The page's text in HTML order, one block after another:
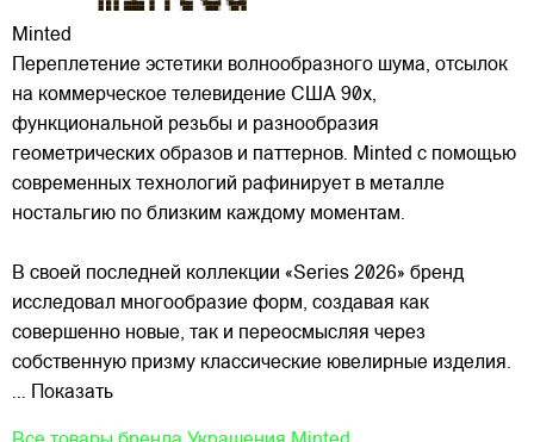
Minted
Переплетение эстетики волнообразного шума, отсылок
на коммерческое телевидение США 90х,
функциональной резьбы и разнообразия
геометрических образов и паттернов. Minted с помощью
современных технологий рафинирует в металле
ностальгию по близким каждому моментам.
В своей последней коллекции «Series 2026» бренд
исследовал многообразие форм, создавая как
совершенно новые, так и переосмысляя через
собственную призму классические ювелирные изделия.
... Показать